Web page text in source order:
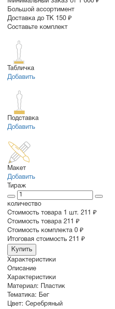
Большой ассортимент
Доставка до ТК 150 ₽
Составьте комплект
Табличка
Добавить
Подставка
Добавить
Макет
Добавить
Тираж
количество
Стоимость товара 1 шт. 211 ₽
Cтоимость товара 211 ₽
Стоимость комплекта 0 ₽
Итоговая стоимость 211 ₽
Купить
Характеристики
Описание
Характеристики
Материал: Пластик
Тематика: Бег
Цвет: Серебряный